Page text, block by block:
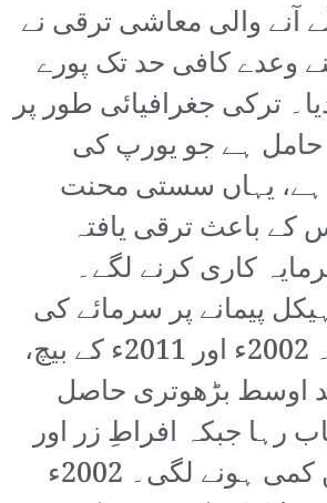
آنے والی معاشی ترقی نے
وعدے کافی حد تک پورے
ترکی جغرافیائی طور پر
حامل ہے جو یورپ کی
ہے، یہاں سستی محنت
باعث ترقی یافتہ
کاری کرنے لگے۔
پیمانے پر سرمائے کی
آمد ہونے لگی۔ 2002ء اور 2011ء کے بیچ،
فیصد اوسط بڑھوتری حاصل
رہا جبکہ افراطِ زر اور
شرحِ سود میں کمی ہونے لگی۔ 2002ء